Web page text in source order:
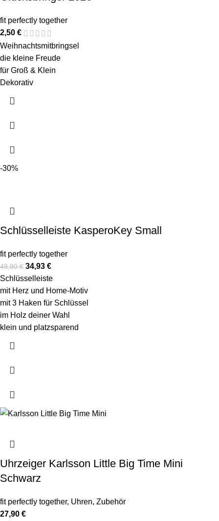
fit perfectly together
2,50 €
Weihnachtsmitbringsel
die kleine Freude
für Groß & Klein
Dekorativ
-30%
Schlüsselleiste KasperoKey Small
fit perfectly together
49,90€ 34,93 €
Schlüsselleiste
mit Herz und Home-Motiv
mit 3 Haken für Schlüssel
im Holz deiner Wahl
klein und platzsparend
Uhrzeiger Karlsson Little Big Time Mini
Schwarz
fit perfectly together, Uhren, Zubehör
27,90 €